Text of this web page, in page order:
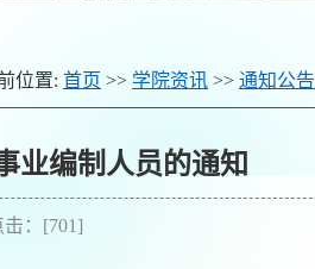
位置: 首页 >> 学院资讯 >> 通知公告
业编制人员的通知
击：[701]